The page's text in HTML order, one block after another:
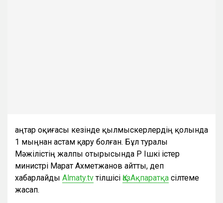
Қаңтар оқиғасы кезінде қылмыскерлердің қолында
1 мыңнан астам қару болған. Бұл туралы
Мәжілістің жалпы отырысында ҚР Ішкі істер
министрі Марат Ахметжанов айтты, деп
хабарлайды Almaty.tvтілшісі ҚазАқпаратқа сілтеме
жасап.